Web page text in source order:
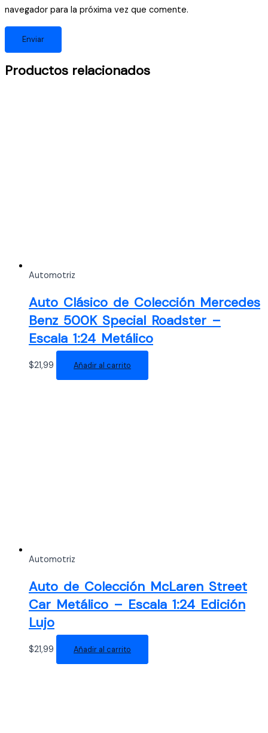
navegador para la próxima vez que comente.
Productos relacionados
Automotriz
Auto Clásico de Colección Mercedes
Benz 500K Special Roadster –
Escala 1:24 Metálico
$21,99 Añadir al carrito
Automotriz
Auto de Colección McLaren Street
Car Metálico – Escala 1:24 Edición
Lujo
$21,99 Añadir al carrito